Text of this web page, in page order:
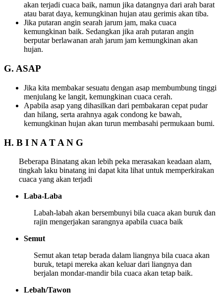
akan terjadi cuaca baik, namun jika datangnya dari arah barat
atau barat daya, kemungkinan hujan atau gerimis akan tiba.
Jika putaran angin searah jarum jam, maka cuaca
kemungkinan baik. Sedangkan jika arah putaran angin
berputar berlawanan arah jarum jam kemungkinan akan
hujan.
G. ASAP
Jika kita membakar sesuatu dengan asap membumbung tinggi
menjulang ke langit, kemungkinan cuaca cerah.
Apabila asap yang dihasilkan dari pembakaran cepat pudar
dan hilang, serta arahnya agak condong ke bawah,
kemungkinan hujan akan turun membasahi permukaan bumi.
H. B I N A T A N G
Beberapa Binatang akan lebih peka merasakan keadaan alam,
tingkah laku binatang ini dapat kita lihat untuk memperkirakan
cuaca yang akan terjadi
Laba-Laba
Labah-labah akan bersembunyi bila cuaca akan buruk dan
rajin mengerjakan sarangnya apabila cuaca baik
Semut
Semut akan tetap berada dalam liangnya bila cuaca akan
buruk, tetapi mereka akan keluar dari liangnya dan
berjalan mondar-mandir bila cuaca akan tetap baik.
Lebah/Tawon